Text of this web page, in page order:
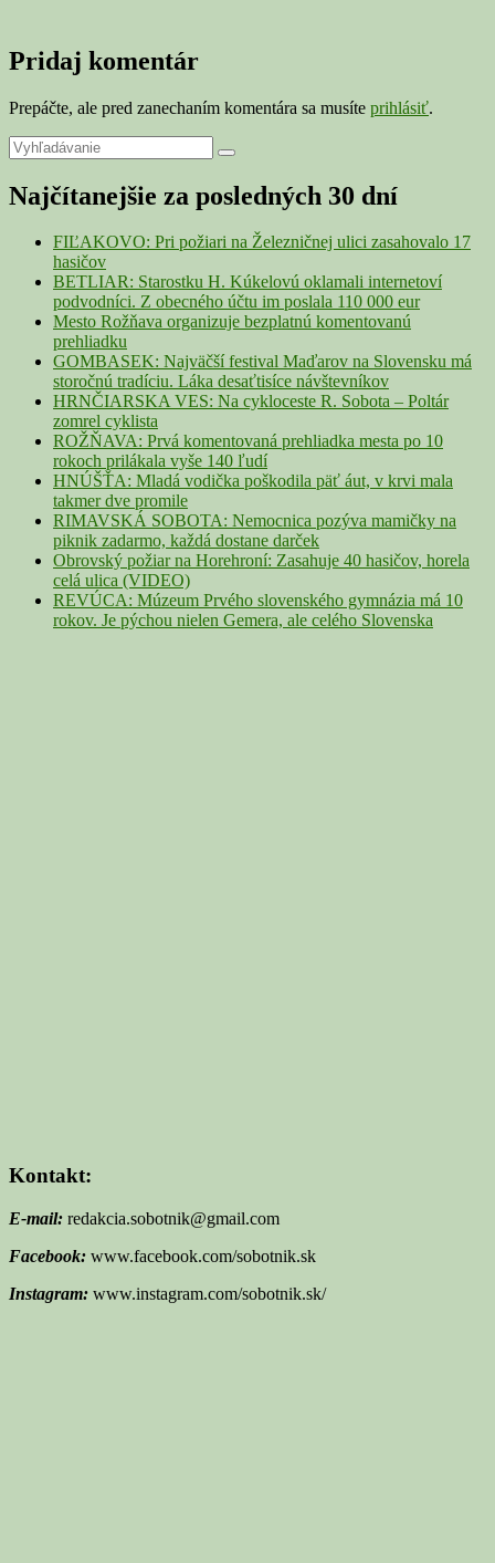
Pridaj komentár
Prepáčte, ale pred zanechaním komentára sa musíte prihlásiť.
Primary
Sidebar
Widget
Area
Search
for:
Search
Najčítanejšie za posledných 30 dní
FIĽAKOVO: Pri požiari na Železničnej ulici zasahovalo 17
hasičov
BETLIAR: Starostku H. Kúkelovú oklamali internetoví
podvodníci. Z obecného účtu im poslala 110 000 eur
Mesto Rožňava organizuje bezplatnú komentovanú
prehliadku
GOMBASEK: Najväčší festival Maďarov na Slovensku má
storočnú tradíciu. Láka desaťtisíce návštevníkov
HRNČIARSKA VES: Na cykloceste R. Sobota – Poltár
zomrel cyklista
ROŽŇAVA: Prvá komentovaná prehliadka mesta po 10
rokoch prilákala vyše 140 ľudí
HNÚŠŤA: Mladá vodička poškodila päť áut, v krvi mala
takmer dve promile
RIMAVSKÁ SOBOTA: Nemocnica pozýva mamičky na
piknik zadarmo, každá dostane darček
Obrovský požiar na Horehroní: Zasahuje 40 hasičov, horela
celá ulica (VIDEO)
REVÚCA: Múzeum Prvého slovenského gymnázia má 10
rokov. Je pýchou nielen Gemera, ale celého Slovenska
Kontakt:
E-mail: redakcia.sobotnik@gmail.com
Facebook: www.facebook.com/sobotnik.sk
Instagram: www.instagram.com/sobotnik.sk/